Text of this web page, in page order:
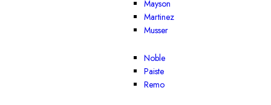
Mayson
Martinez
Musser
Noble
Paiste
Remo